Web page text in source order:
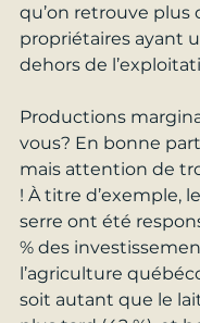
qu’on retrouve plus
propriétaires ayant
dehors de
Productions
vous? En bonne
mais attention de
! À titre d’exemple,
serre ont été
% des
l’agriculture
soit autant que le